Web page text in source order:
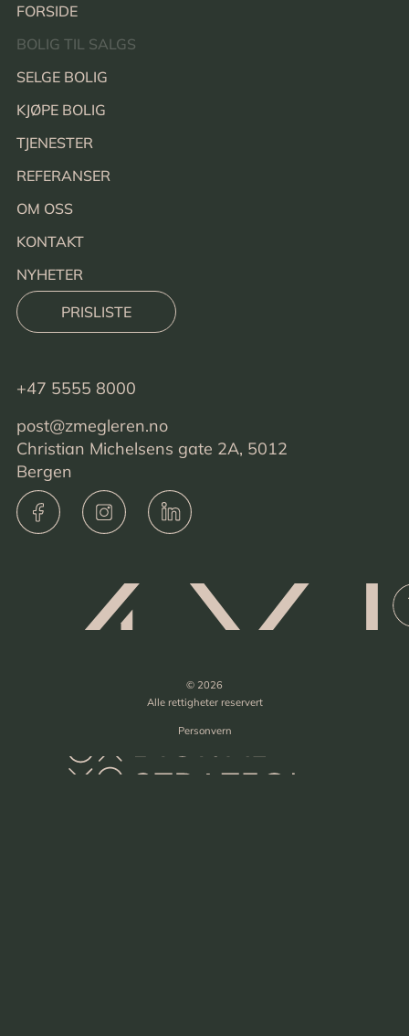
FORSIDE
BOLIG TIL SALGS
SELGE BOLIG
KJØPE BOLIG
TJENESTER
REFERANSER
OM OSS
KONTAKT
NYHETER
PRISLISTE
+47 5555 8000
post@zmegleren.no
Christian Michelsens gate 2A, 5012
Bergen
© 2026
Alle rettigheter reservert
Personvern